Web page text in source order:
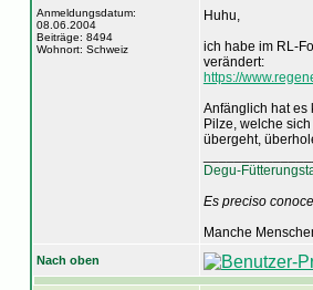
Anmeldungsdatum:
08.06.2004
Beiträge: 8494
Wohnort: Schweiz
Huhu,
ich habe im RL-
verändert:
https://
Anfänglich hat es
Pilze, welche
übergeht,
Degu-
Es preciso
Manche
Nach oben